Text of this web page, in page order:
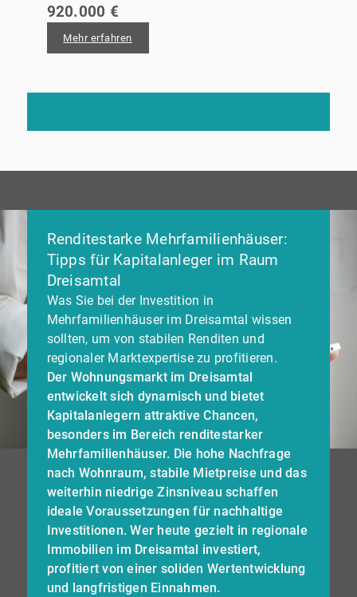
920.000 €
Mehr erfahren
Renditestarke Mehrfamilienhäuser:
Tipps für Kapitalanleger im Raum
Dreisamtal
Was Sie bei der Investition in
Mehrfamilienhäuser im Dreisamtal wissen
sollten, um von stabilen Renditen und
regionaler Marktexpertise zu profitieren.
Der Wohnungsmarkt im Dreisamtal
entwickelt sich dynamisch und bietet
Kapitalanlegern attraktive Chancen,
besonders im Bereich renditestarker
Mehrfamilienhäuser. Die hohe Nachfrage
nach Wohnraum, stabile Mietpreise und das
weiterhin niedrige Zinsniveau schaffen
ideale Voraussetzungen für nachhaltige
Investitionen. Wer heute gezielt in regionale
Immobilien im Dreisamtal investiert,
profitiert von einer soliden Wertentwicklung
und langfristigen Einnahmen.